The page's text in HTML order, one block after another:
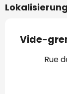
Lokalisierung
Vide-
Rue